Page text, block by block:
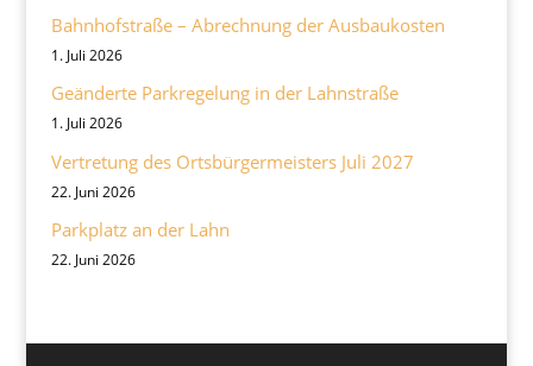
Bahnhofstraße – Abrechnung der Ausbaukosten
1. Juli 2026
Geänderte Parkregelung in der Lahnstraße
1. Juli 2026
Vertretung des Ortsbürgermeisters Juli 2027
22. Juni 2026
Parkplatz an der Lahn
22. Juni 2026